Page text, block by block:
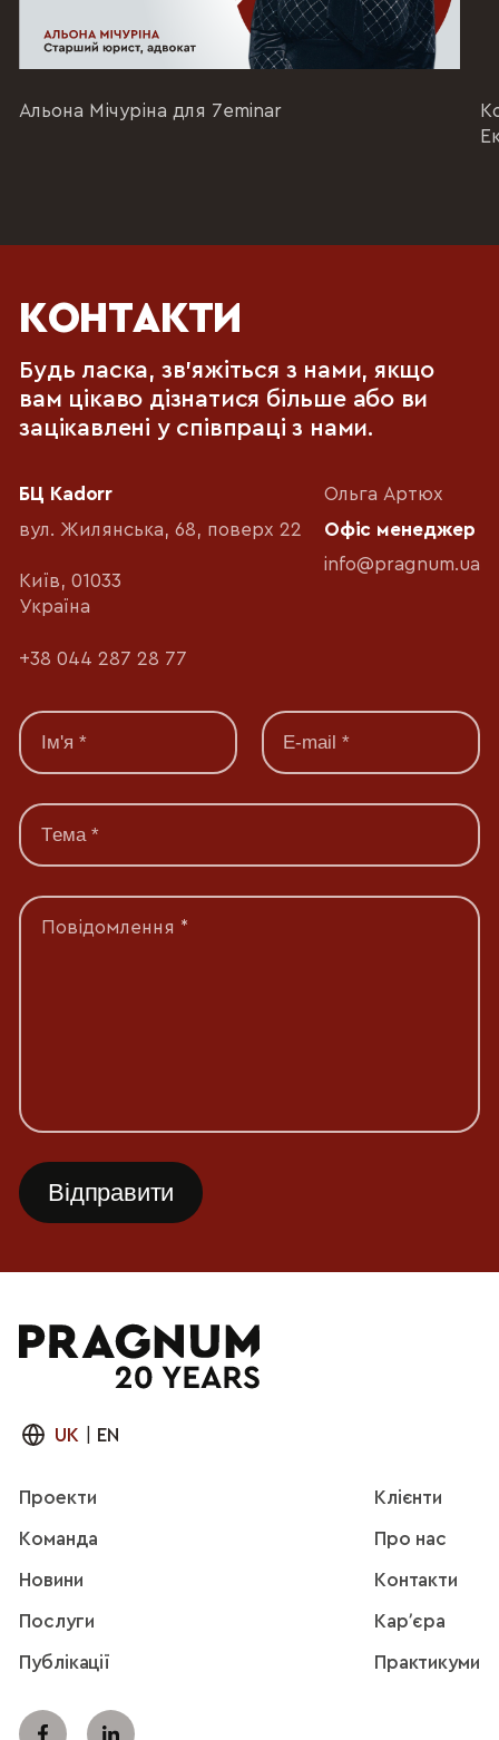
Альона Мічуріна для 7eminar
КОНТАКТИ
Будь ласка, зв'яжіться з нами, якщо
вам цікаво дізнатися більше або ви
зацікавлені у співпраці з нами.
БЦ Kadorr
вул. Жилянська, 68, поверх 22
Київ, 01033
Україна
+38 044 287 28 77
Ольга Артюх
Офіс менеджер
info@pragnum.ua
Повідомлення *
UK EN
Проекти Клієнти
Команда Про нас
Новини Контакти
Послуги Карʼєра
Публікації Практикуми